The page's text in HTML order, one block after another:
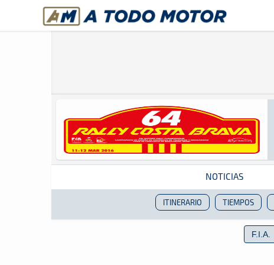
A Todo Motor· Revista del motor desde 1999
NOTICIAS
ITINERARIO TIEMPOS